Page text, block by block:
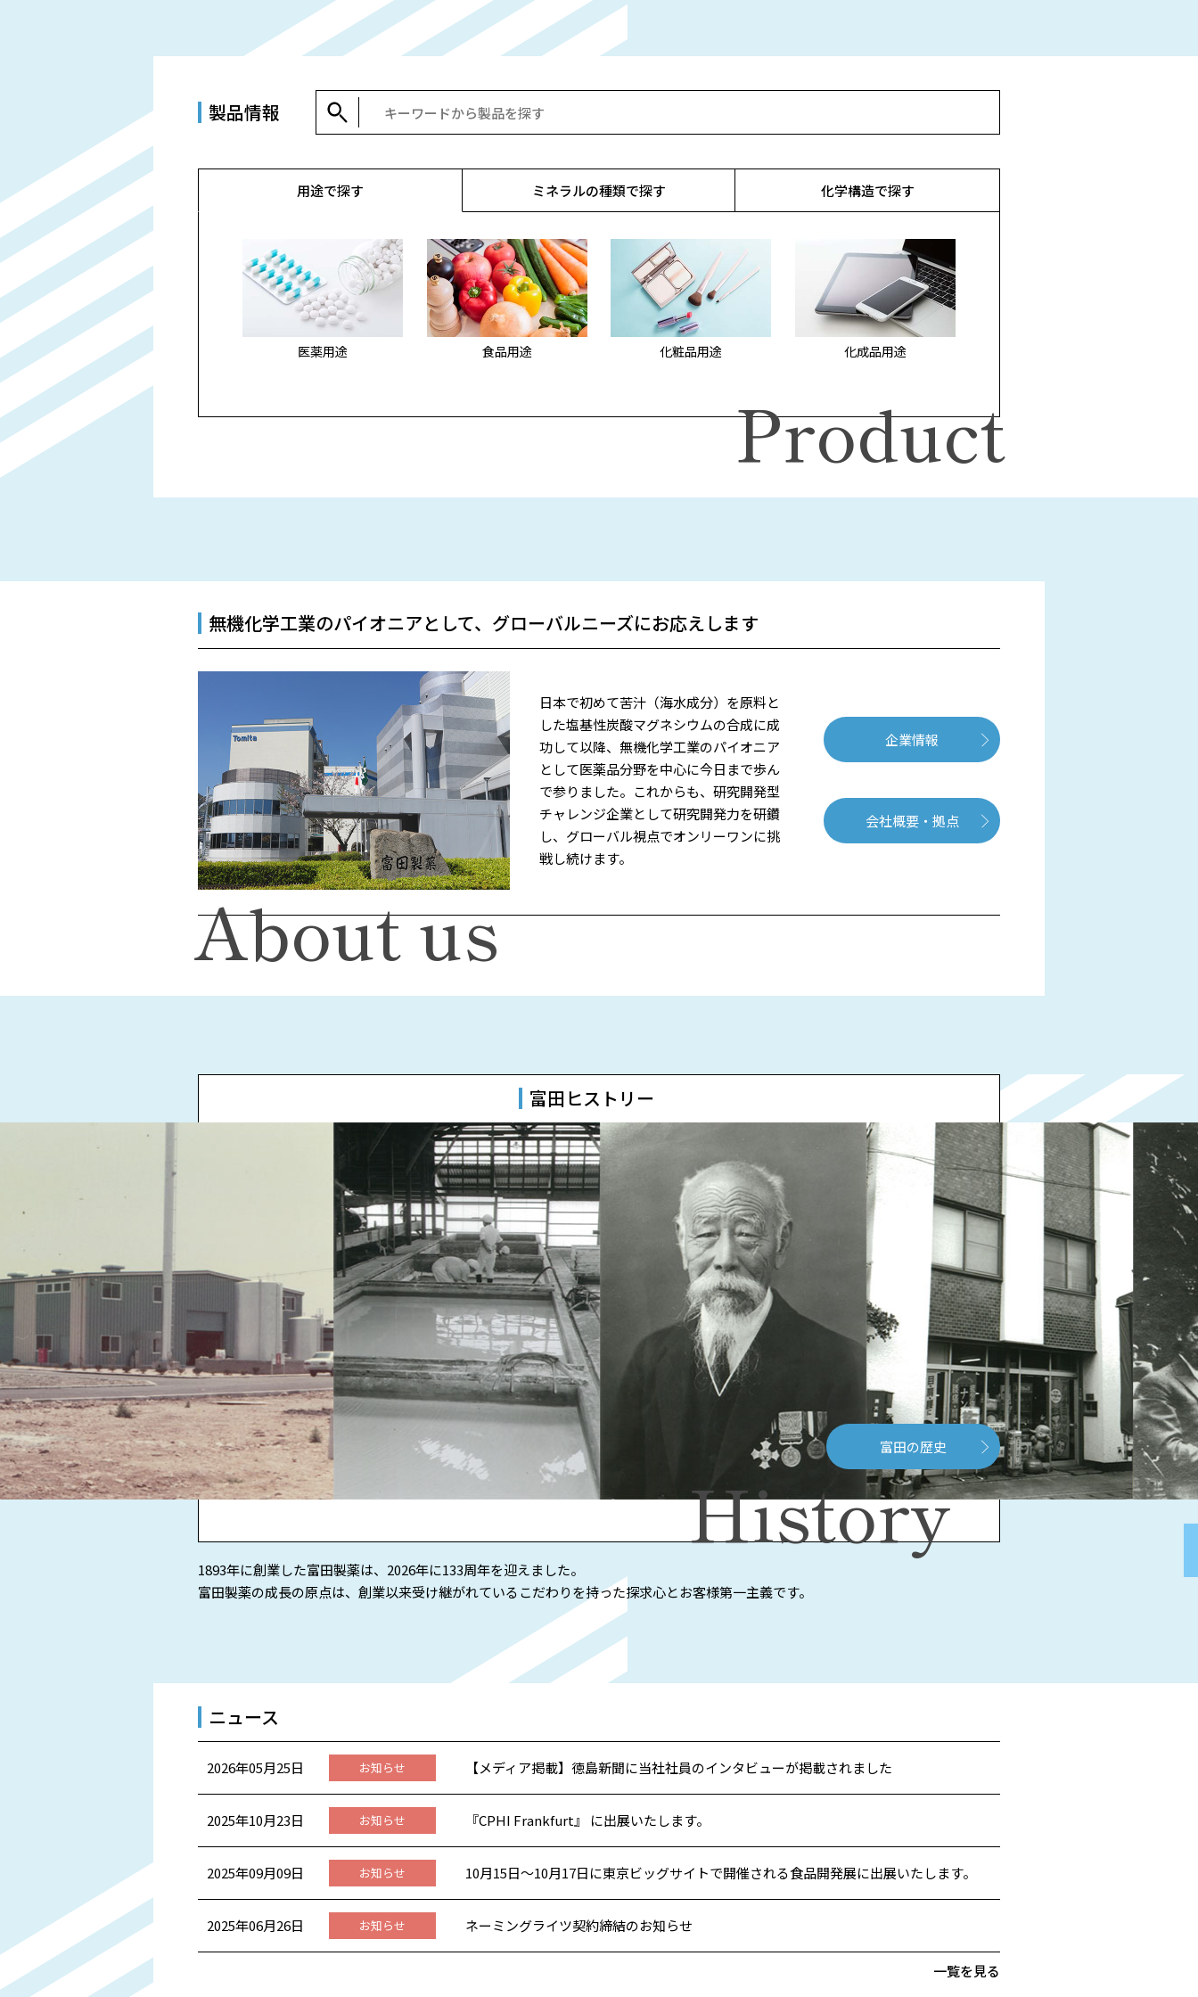
Product
製品情報
用途で探す
医薬用途 食品用途 化粧品用途 化成品用途
ミネラルの種類で探す 化学構造で探す
About us
無機化学工業のパイオニアとして、グローバルニーズにお応えします
日本で初めて苦汁（海水成分）を原料と
した塩基性炭酸マグネシウムの合成に成
功して以降、無機化学工業のパイオニア
として医薬品分野を中心に今日まで歩ん
で参りました。これからも、研究開発型
チャレンジ企業として研究開発力を研鑽
し、グローバル視点でオンリーワンに挑
戦し続けます。
企業情報
会社概要・拠点
History
富田ヒストリー
富田の歴史
1893年に創業した富田製薬は、2026年に133周年を迎えました。
富田製薬の成長の原点は、創業以来受け継がれているこだわりを持った探求心とお客様第一主義です。
ニュース
2026年05月25日 お知らせ 【メディア掲載】徳島新聞に当社社員のインタビューが掲載されました
2025年10月23日 お知らせ 『CPHI Frankfurt』 に出展いたします。
2025年09月09日 お知らせ 10月15日～10月17日に東京ビッグサイトで開催される食品開発展に出展いたします。
2025年06月26日 お知らせ ネーミングライツ契約締結のお知らせ
一覧を見る